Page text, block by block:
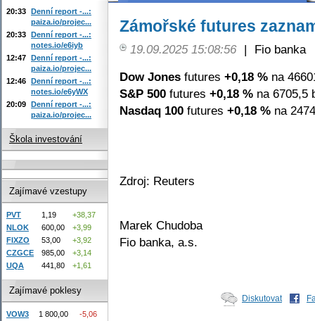
Zámořské futures
19.09.2025 15:08:56 |
Fio banka
Dow Jones futures +0,18 % na
S&P 500 futures +0,18 % na 6705,5
Nasdaq 100 futures +0,18 % na
Zdroj: Reuters
Marek Chudoba
Fio banka, a.s.
Diskutovat
20:33 Denní report -...:
paiza.io/projec...
20:33 Denní report -...:
notes.io/e6iyb
12:47 Denní report -...:
paiza.io/projec...
12:46 Denní report -...:
notes.io/e6yWX
20:09 Denní report -...:
paiza.io/projec...
Škola investování
Zajímavé vzestupy
PVT 1,19
+38,37
NLOK
600,00
+3,99
FIXZO
53,00
+3,92
CZGCE
985,00
+3,14
UQA
441,80 +1,61
Zajímavé poklesy
VOW3 1 800,00
-5,06